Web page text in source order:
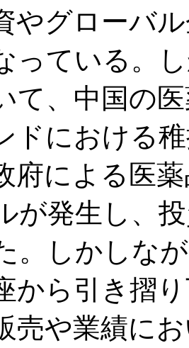
やグローバ
っている。
て、中国の
ドにおける
府による医
が発生し、
。しかしな
から引き摺
売や業績に